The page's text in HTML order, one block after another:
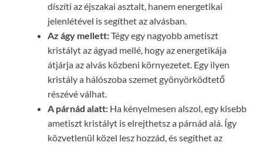
díszíti az éjszakai asztalt, hanem energetikai
jelenlétével is segíthet az alvásban.
Az ágy mellett:Tégy egy nagyobb ametiszt
kristályt az ágyad mellé, hogy az energetikája
átjárja az alvás közbeni környezetet. Egy ilyen
kristály a hálószoba szemet gyönyörködtető
részévé válhat.
A párnád alatt: Ha kényelmesen alszol, egy kisebb
ametiszt kristályt is elrejthetsz a párnád alá. Így
közvetlenül közel lesz hozzád, és segíthet az